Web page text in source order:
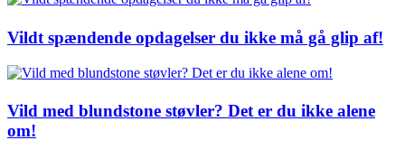
Vildt spændende opdagelser du ikke må gå glip af!
Vild med blundstone støvler? Det er du ikke alene
om!